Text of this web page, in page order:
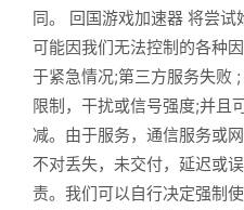
同。 回国游戏加速器 将尝
可能因我们无法控制的各种
于紧急情况;第三方服务失败
限制，干扰或信号强度;并且
减。由于服务，通信服务或
不对丢失，未交付，延迟或
责。我们可以自行决定强制